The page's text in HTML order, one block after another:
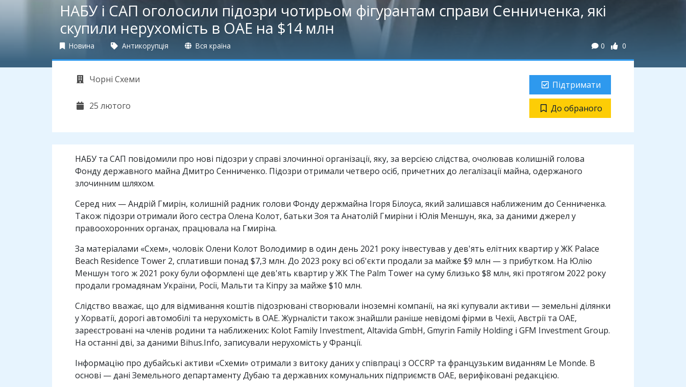
НАБУ і САП оголосили підозри чотирьом фігурантам справи Сенниченка, які
скупили нерухомість в ОАЕ на $14 млн
Новина Антикорупція Вся країна 0 0
Чорні Схеми
25 лютого
Підтримати
До обраного
НАБУ та САП повідомили про нові підозри у справі злочинної організації, яку, за версією слідства, очолював колишній голова
Фонду державного майна Дмитро Сенниченко. Підозри отримали четверо осіб, причетних до легалізації майна, одержаного
злочинним шляхом.
Серед них — Андрій Гмирін, колишній радник голови Фонду держмайна Ігоря Білоуса, який залишався наближеним до Сенниченка.
Також підозри отримали його сестра Олена Колот, батьки Зоя та Анатолій Гмиріни і Юлія Меншун, яка, за даними джерел у
правоохоронних органах, працювала на Гмиріна.
За матеріалами «Схем», чоловік Олени Колот Володимир в один день 2021 року інвестував у дев'ять елітних квартир у ЖК Palace
Beach Residence Tower 2, сплативши понад $7,3 млн. До 2023 року всі об'єкти продали за майже $9 млн — з прибутком. На Юлію
Меншун того ж 2021 року були оформлені ще дев'ять квартир у ЖК The Palm Tower на суму близько $8 млн, які протягом 2022 року
продали громадянам України, Росії, Мальти та Кіпру за майже $10 млн.
Слідство вважає, що для відмивання коштів підозрювані створювали іноземні компанії, на які купували активи — земельні ділянки
у Хорватії, дорогі автомобілі та нерухомість в ОАЕ. Журналісти також знайшли раніше невідомі фірми в Чехії, Австрії та ОАЕ,
зареєстровані на членів родини та наближених: Kolot Family Investment, Altavida GmbH, Gmyrin Family Holding і GFM Investment Group.
На останні дві, за даними Bihus.Info, записували нерухомість у Франції.
Інформацію про дубайські активи «Схеми» отримали з витоку даних у співпраці з OCCRP та французьким виданням Le Monde. В
основі — дані Земельного департаменту Дубаю та державних комунальних підприємств ОАЕ, верифіковані редакцією.